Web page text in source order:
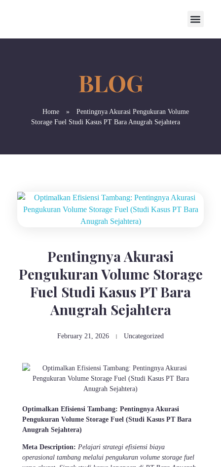
Home »
Pentingnya Akurasi Pengukuran Volume
Storage Fuel Studi Kasus PT Bara Anugrah Sejahtera
Pentingnya Akurasi
Pengukuran Volume Storage
Fuel Studi Kasus PT Bara
Anugrah Sejahtera
February 21, 2026 Uncategorized
Optimalkan Efisiensi Tambang: Pentingnya Akurasi
Pengukuran Volume Storage Fuel (Studi Kasus PT Bara
Anugrah Sejahtera)
Meta Description: Pelajari strategi efisiensi biaya
operasional tambang melalui pengukuran volume storage fuel